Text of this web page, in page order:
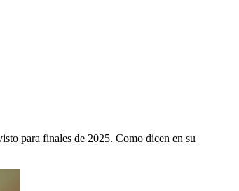
para finales de 2025. Como dicen en su